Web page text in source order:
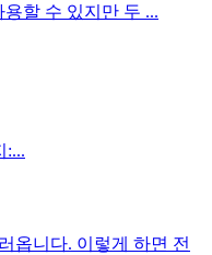
할 수 있지만 두 ...
:...
옵니다. 이렇게 하면 전